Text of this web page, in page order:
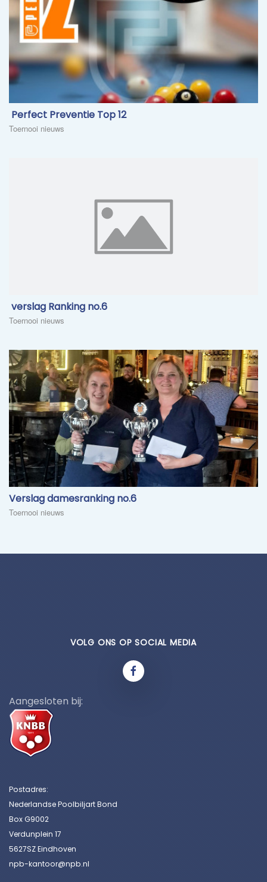
​ Perfect Preventie Top 12
Toernooi nieuws
​ verslag Ranking no.6
Toernooi nieuws
Verslag damesranking no.6
Toernooi nieuws
VOLG ONS OP SOCIAL MEDIA
Aangesloten bij:
Postadres:
Nederlandse Poolbiljart Bond
Box G9002
Verdunplein 17
5627SZ Eindhoven
npb-kantoor@npb.nl